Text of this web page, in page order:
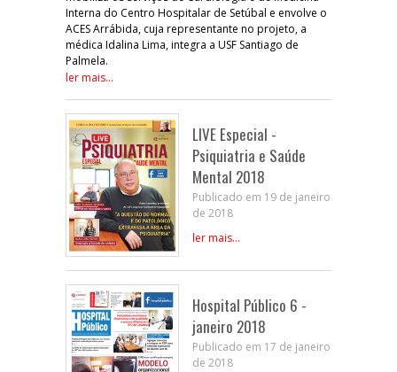
Interna do Centro Hospitalar de Setúbal e envolve o
ACES Arrábida, cuja representante no projeto, a
médica Idalina Lima, integra a USF Santiago de
Palmela.
ler mais...
LIVE Especial -
Psiquiatria e Saúde
Mental 2018
Publicado em 19 de janeiro
de 2018
ler mais...
Hospital Público 6 -
janeiro 2018
Publicado em 17 de janeiro
de 2018